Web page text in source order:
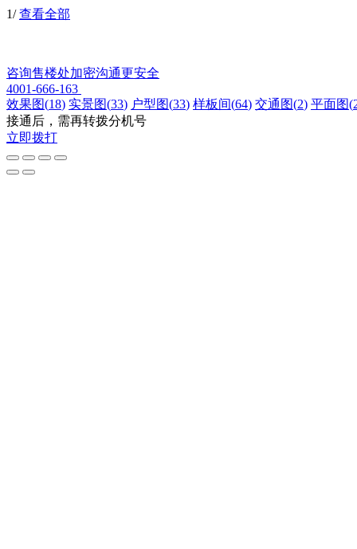
1/ 查看全部
咨询售楼处加密沟通更安全
4001-666-163
效果图(18) 实景图(33) 户型图(33) 样板间(64) 交通图(2) 平面图(
接通后，需再转拨分机号
立即拨打